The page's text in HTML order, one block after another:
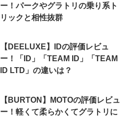
ー！パークやグラトリの乗り系ト
リックと相性抜群
【DEELUXE】IDの評価レビュ
ー！「ID」「TEAM ID」「TEAM
ID LTD」の違いは？
【BURTON】MOTOの評価レビュ
ー！軽くて柔らかくてグラトリに